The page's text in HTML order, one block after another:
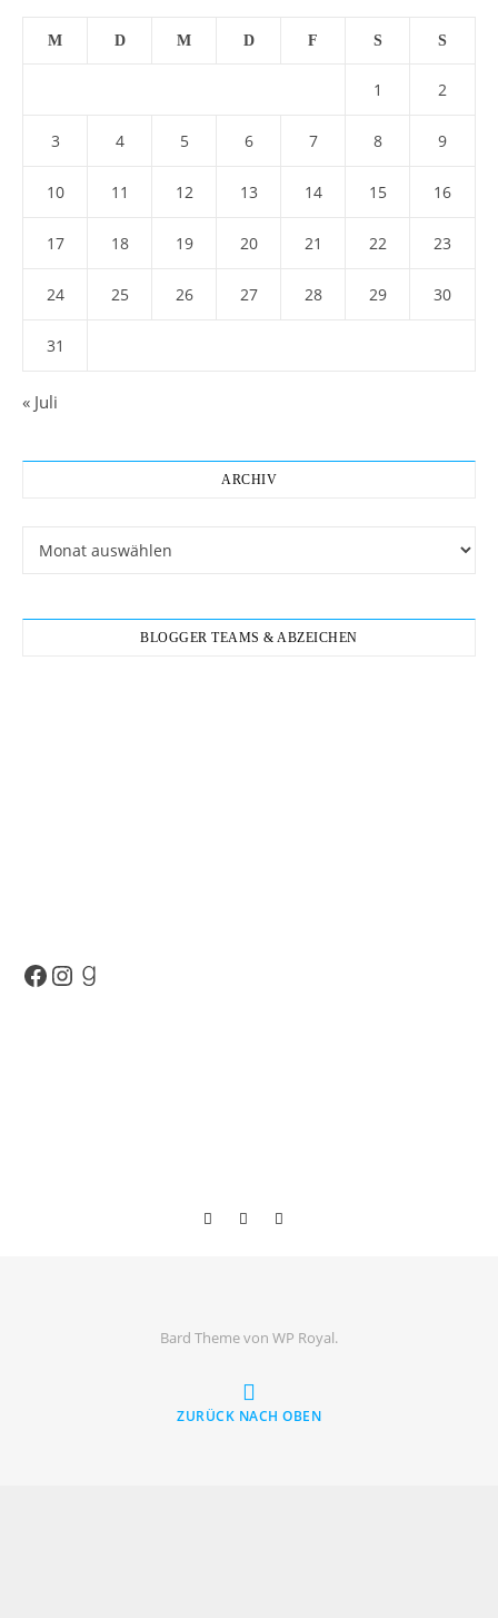
M D M D F S S
1 2
3 4 5 6 7 8 9
10 11 12 13 14 15 16
17 18 19 20 21 22 23
24 25 26 27 28 29 30
31
« Juli
ARCHIV
BLOGGER TEAMS & ABZEICHEN
Facebook
Instagram
Goodreads
Bard Theme von WP Royal.
ZURÜCK NACH OBEN